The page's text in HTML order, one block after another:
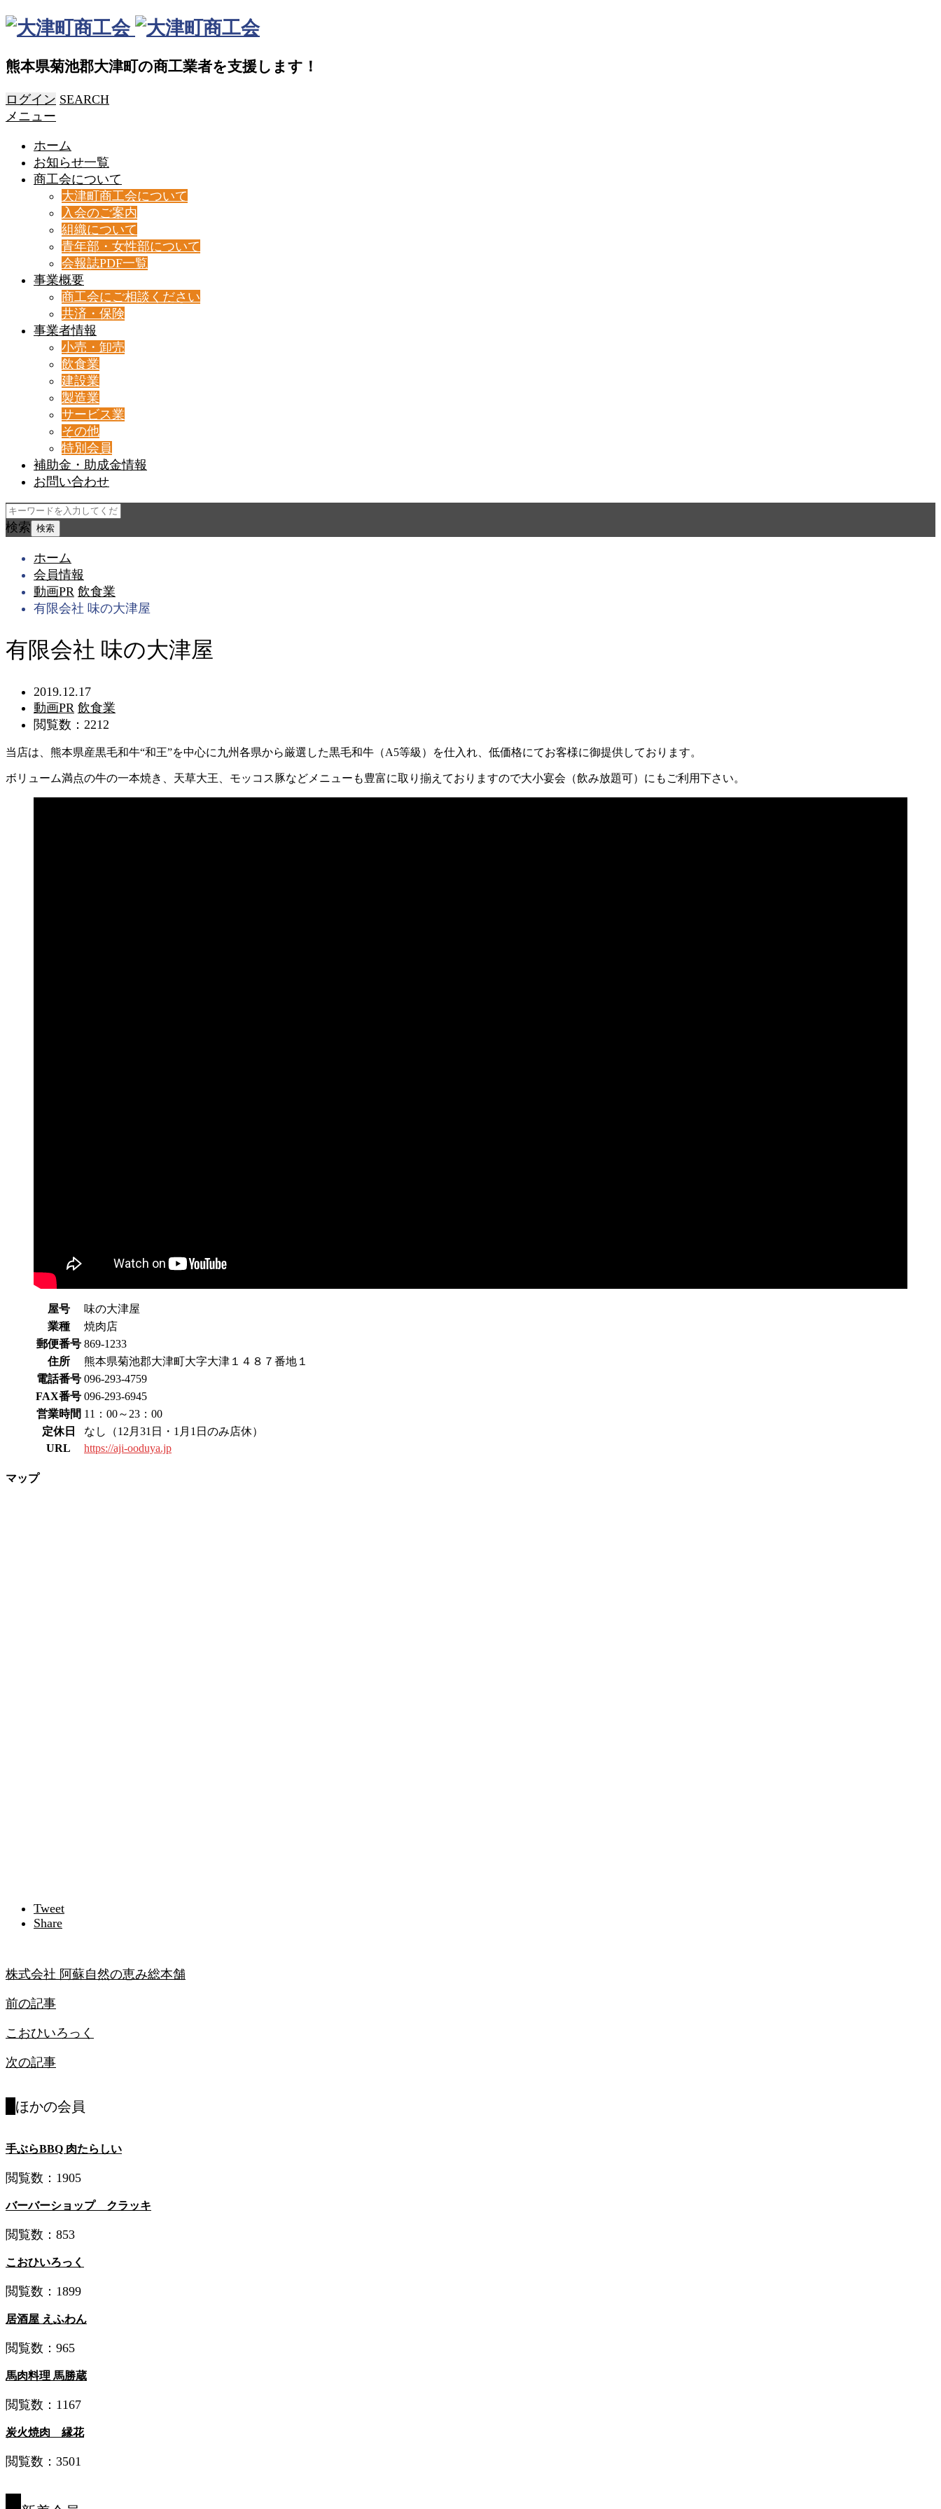
熊本県菊池郡大津町の商工業者を支援します！
ログイン SEARCH
メニュー
ホーム
お知らせ一覧
商工会について
大津町商工会について
入会のご案内
組織について
青年部・女性部について
会報誌PDF一覧
事業概要
商工会にご相談ください
共済・保険
事業者情報
小売・卸売
飲食業
建設業
製造業
サービス業
その他
特別会員
補助金・助成金情報
お問い合わせ
検索
ホーム
会員情報
動画PR 飲食業
有限会社 味の大津屋
有限会社 味の大津屋
2019.12.17
動画PR 飲食業
閲覧数：2212
当店は、熊本県産黒毛和牛“和王”を中心に九州各県から厳選した黒毛和牛（A5等級）を仕入れ、低価格にてお客様に御提供しております。
ボリューム満点の牛の一本焼き、天草大王、モッコス豚などメニューも豊富に取り揃えておりますので大小宴会（飲み放題可）にもご利用下さい。
屋号
味の大津屋
業種
焼肉店
郵便番号 869-1233
住所
熊本県菊池郡大津町大字大津１４８７番地１
電話番号 096-293-4759
FAX番号 096-293-6945
営業時間 11：00～23：00
定休日
なし（12月31日・1月1日のみ店休）
URL
https://aji-ooduya.jp
マップ
Tweet
Share
株式会社 阿蘇自然の恵み総本舗
前の記事
こおひいろっく
次の記事
ほかの会員
手ぶらBBQ 肉たらしい
閲覧数：1905
バーバーショップ クラッキ
閲覧数：853
こおひいろっく
閲覧数：1899
居酒屋 えふわん
閲覧数：965
馬肉料理 馬勝蔵
閲覧数：1167
炭火焼肉 縁花
閲覧数：3501